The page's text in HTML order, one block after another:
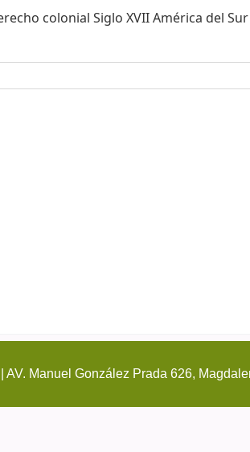
colonial Siglo XVII América del Sur
Manuel González Prada 626,